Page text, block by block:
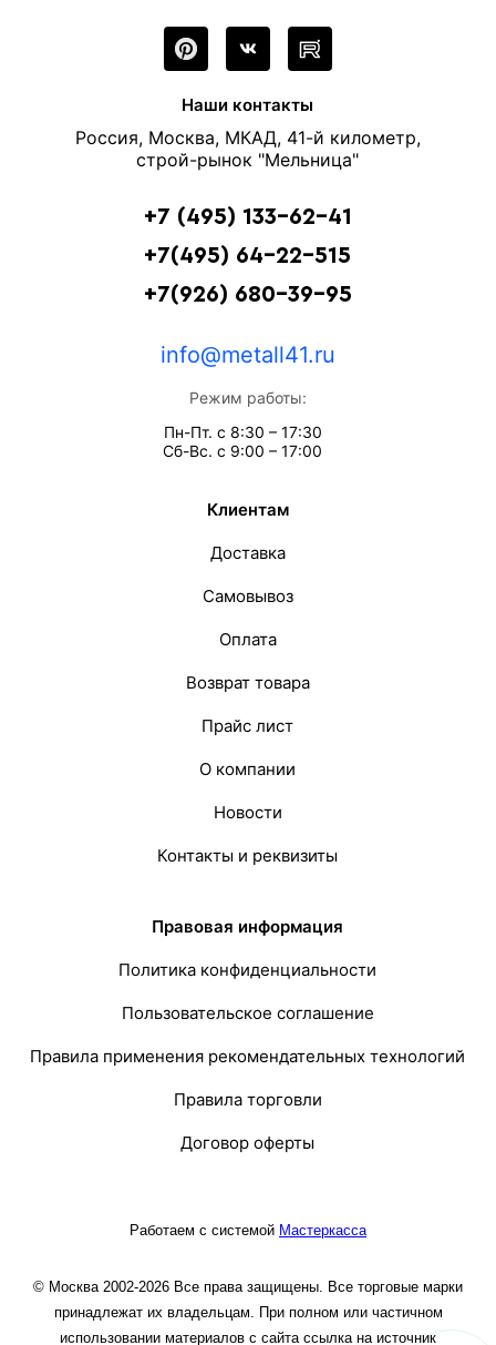
Наши контакты
Россия, Москва, МКАД, 41-й километр,
строй-рынок "Мельница"
+7 (495) 133-62-41
+7(495) 64-22-515
+7(926) 680-39-95
info@metall41.ru
Режим работы:
Пн-Пт. с 8:30 – 17:30
Сб-Вс. с 9:00 – 17:00
Клиентам
Доставка
Самовывоз
Оплата
Возврат товара
Прайс лист
О компании
Новости
Контакты и реквизиты
Правовая информация
Политика конфиденциальности
Пользовательское соглашение
Правила применения рекомендательных технологий
Правила торговли
Договор оферты
Работаем с системой Мастеркасса
© Москва 2002-2026 Все права защищены. Все торговые марки
принадлежат их владельцам. При полном или частичном
использовании материалов с сайта ссылка на источник